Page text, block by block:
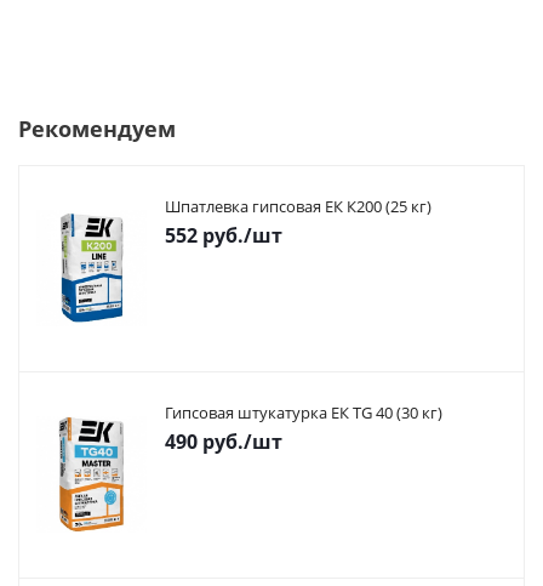
Рекомендуем
Шпатлевка гипсовая ЕК К200 (25 кг)
552 руб./шт
Гипсовая штукатурка ЕК TG 40 (30 кг)
490 руб./шт